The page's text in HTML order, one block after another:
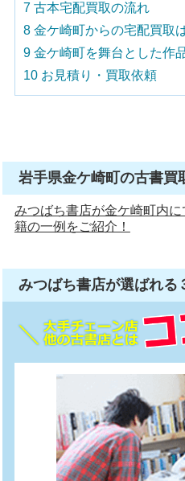
7 古本宅配買取の流れ
8 金ケ崎町からの宅配買取
9 金ケ崎町を舞台とした作
10 お見積り・買取依頼
岩手県金ケ崎町の古書買
みつばち書店が金ケ崎町内
籍の一例をご紹介！
みつばち書店が選ばれる